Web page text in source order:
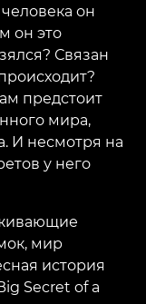
он
он это
Связан
предстоит
мира,
И несмотря на
у него
мир
история
Secret of a